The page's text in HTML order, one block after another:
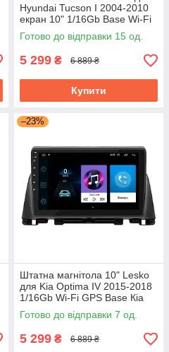
Hyundai Tucson I 2004-2010
екран 10" 1/16Gb Base Wi-Fi
GPS Android хендай
Готово до відправки 15 од.
5 299 ₴ 6 889 ₴
Купити
–23%
Штатна магнітола 10" Lesko
для Kia Optima IV 2015-2018
1/16Gb Wi-Fi GPS Base Кіа
Готово до відправки 7 од.
5 299 ₴ 6 889 ₴